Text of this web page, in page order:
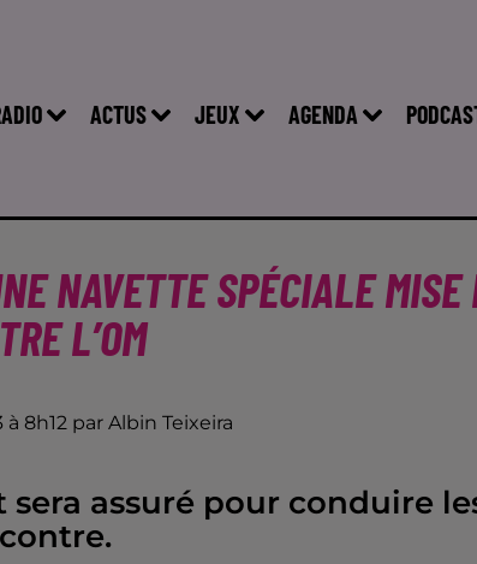
ACTUS JEUX AGENDA
NAVETTE SPÉCIALE
L’OM
à 8h12 par Albin Teixeira
sera assuré pour conduire